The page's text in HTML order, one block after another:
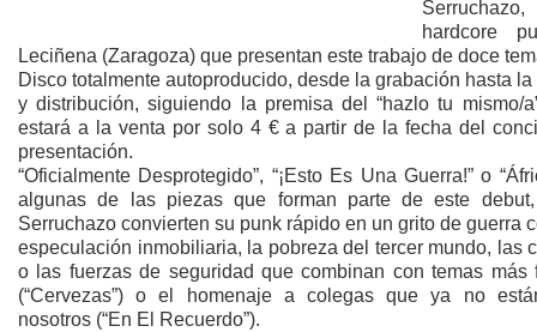
hardcore
Leciñena (Zaragoza) que presentan este trabajo de doce
Disco totalmente autoproducido, desde la grabación hasta
y distribución, siguiendo la premisa del “hazlo tu mismo/
estará a la venta por solo 4 € a partir de la fecha del
presentación.
“Oficialmente Desprotegido”, “¡Esto Es Una Guerra!” o
algunas de las piezas que forman parte de este
Serruchazo convierten su punk rápido en un grito de guerra
especulación inmobiliaria, la pobreza del tercer mundo, las
o las fuerzas de seguridad que combinan con temas más
(“Cervezas”) o el homenaje a colegas que ya no
nosotros (“En El Recuerdo”).